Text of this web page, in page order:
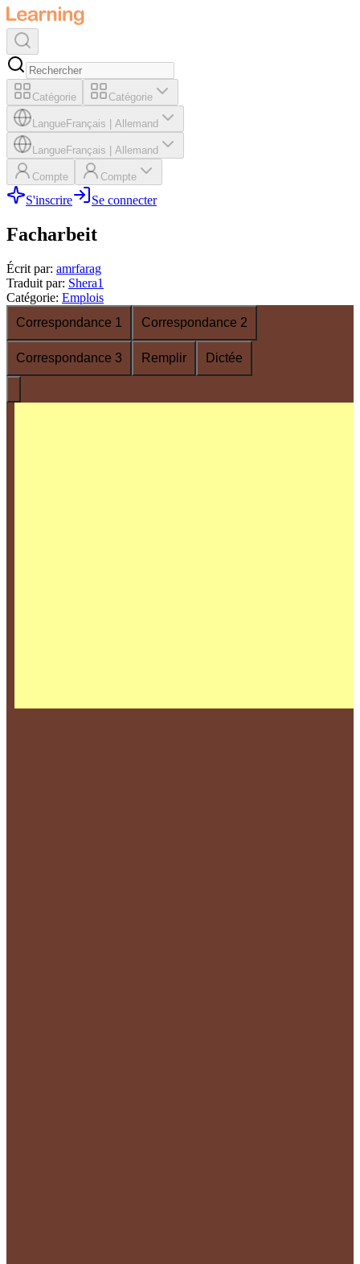
Catégorie Catégorie
LangueFrançais Allemand
LangueFrançais Allemand
Compte Compte
S'inscrire Se connecter
Facharbeit
Écrit par: amrfarag
Traduit par: Shera1
Catégorie: Emplois
Correspondance 1
Correspondance 2
Correspondance 3 Remplir Dictée